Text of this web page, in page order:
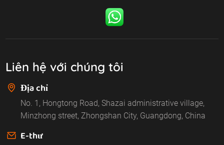
Liên hệ với chúng tôi
Địa chỉ
No. 1, Hongtong Road, Shazai administrative village,
Minzhong street, Zhongshan City, Guangdong, China
E-thư